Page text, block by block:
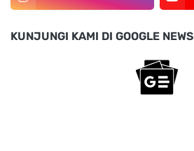
KUNJUNGI KAMI DI GOOGLE NEWS